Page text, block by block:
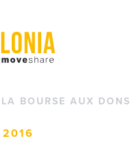
LA BOURSE AUX
2016